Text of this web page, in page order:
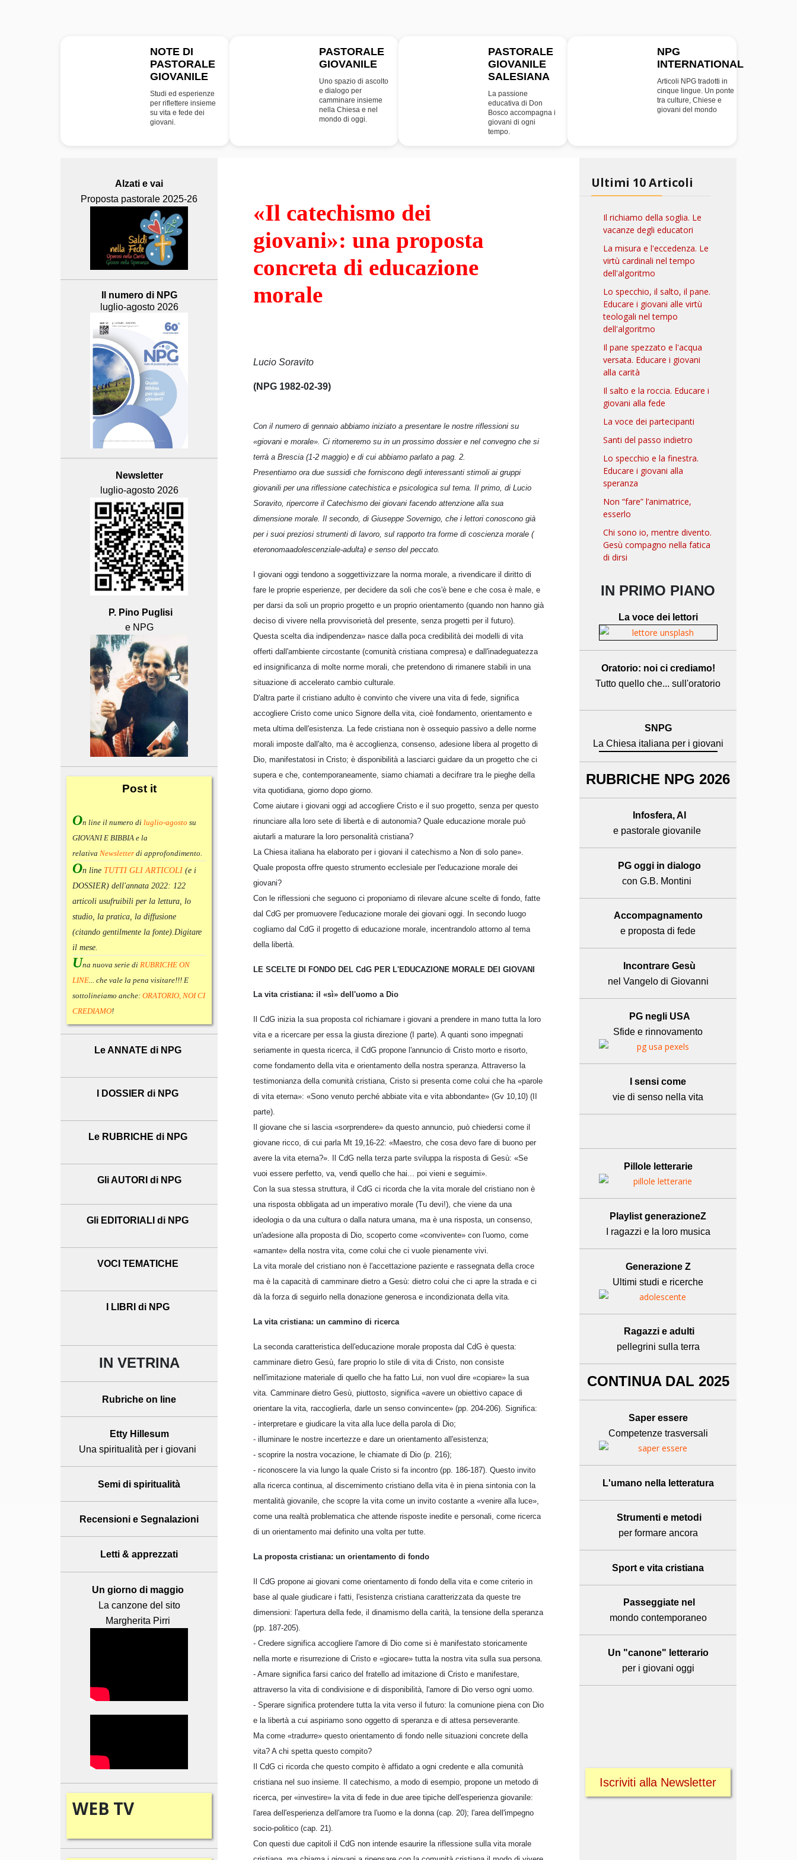
NOTE DI
PASTORALE
GIOVANILE
Studi ed esperienze
per riflettere insieme
su vita e fede dei
giovani.
PASTORALE
GIOVANILE
Uno spazio di ascolto
e dialogo per
camminare insieme
nella Chiesa e nel
mondo di oggi.
PASTORALE
GIOVANILE
SALESIANA
La passione
educativa di Don
Bosco accompagna i
giovani di ogni
tempo.
NPG
INTERNATIONAL
Articoli NPG tradotti in
cinque lingue. Un ponte
tra culture, Chiese e
giovani del mondo
Alzati e vai
Proposta pastorale 2025-26
Il numero di NPG
luglio-agosto 2026
Newsletter
luglio-agosto 2026
P. Pino Puglisi
e NPG
Postit
On line il numero di luglio-agosto su
GIOVANI E BIBBIA e la
relativa Newsletter di approfondimento.
On line TUTTI GLI ARTICOLI (e i
DOSSIER) dell'annata 2022: 122
articoli usufruibili per la lettura, lo
studio, la pratica, la diffusione
(citando gentilmente la fonte).Digitare
il mese.
Una nuova serie di RUBRICHE ON
LINE... che vale la pena visitare!!! E
sottolineiamo anche: ORATORIO, NOI CI
CREDIAMO!
Le ANNATE di NPG
I DOSSIER di NPG
Le RUBRICHE di NPG
Gli AUTORI di NPG
Gli EDITORIALI di NPG
VOCI TEMATICHE
I LIBRI di NPG
IN VETRINA
Rubriche on line
Etty Hillesum
Una spiritualità per i giovani
Semi di spiritualità
Recensioni e Segnalazioni
Letti & apprezzati
Un giorno di maggio
La canzone del sito
Margherita Pirri
WEB TV
«Il catechismo dei
giovani»: una proposta
concreta di educazione
morale
Lucio Soravito
(NPG 1982-02-39)
Con il numero di gennaio abbiamo iniziato a presentare le nostre riflessioni su
«giovani e morale». Ci ritorneremo su in un prossimo dossier e nel convegno che si
terrà a Brescia (1-2 maggio) e di cui abbiamo parlato a pag. 2.
Presentiamo ora due sussidi che forniscono degli interessanti stimoli ai gruppi
giovanili per una riflessione catechistica e psicologica sul tema. Il primo, di Lucio
Soravito, ripercorre il Catechismo dei giovani facendo attenzione alla sua
dimensione morale. Il secondo, di Giuseppe Sovernigo, che i lettori conoscono già
per i suoi preziosi strumenti di lavoro, sul rapporto tra forme di coscienza morale (
eteronomaadolescenziale-adulta) e senso del peccato.
I giovani oggi tendono a soggettivizzare la norma morale, a rivendicare il diritto di
fare le proprie esperienze, per decidere da soli che cos'è bene e che cosa è male, e
per darsi da soli un proprio progetto e un proprio orientamento (quando non hanno già
deciso di vivere nella provvisorietà del presente, senza progetti per il futuro).
Questa scelta dia indipendenza» nasce dalla poca credibilità dei modelli di vita
offerti dall'ambiente circostante (comunità cristiana compresa) e dall'inadeguatezza
ed insignificanza di molte norme morali, che pretendono di rimanere stabili in una
situazione di accelerato cambio culturale.
D'altra parte il cristiano adulto è convinto che vivere una vita di fede, significa
accogliere Cristo come unico Signore della vita, cioè fondamento, orientamento e
meta ultima dell'esistenza. La fede cristiana non è ossequio passivo a delle norme
morali imposte dall'alto, ma è accoglienza, consenso, adesione libera al progetto di
Dio, manifestatosi in Cristo; è disponibilità a lasciarci guidare da un progetto che ci
supera e che, contemporaneamente, siamo chiamati a decifrare tra le pieghe della
vita quotidiana, giorno dopo giorno.
Come aiutare i giovani oggi ad accogliere Cristo e il suo progetto, senza per questo
rinunciare alla loro sete di libertà e di autonomia? Quale educazione morale può
aiutarli a maturare la loro personalità cristiana?
La Chiesa italiana ha elaborato per i giovani il catechismo a Non di solo pane».
Quale proposta offre questo strumento ecclesiale per l'educazione morale dei
giovani?
Con le riflessioni che seguono ci proponiamo di rilevare alcune scelte di fondo, fatte
dal CdG per promuovere l'educazione morale dei giovani oggi. In secondo luogo
cogliamo dal CdG il progetto di educazione morale, incentrandolo attorno al tema
della libertà.
LE SCELTE DI FONDO DEL CdG PER L'EDUCAZIONE MORALE DEI GIOVANI
La vita cristiana: il «sì» dell'uomo a Dio
Il CdG inizia la sua proposta col richiamare i giovani a prendere in mano tutta la loro
vita e a ricercare per essa la giusta direzione (I parte). A quanti sono impegnati
seriamente in questa ricerca, il CdG propone l'annuncio di Cristo morto e risorto,
come fondamento della vita e orientamento della nostra speranza. Attraverso la
testimonianza della comunità cristiana, Cristo si presenta come colui che ha «parole
di vita eterna»: «Sono venuto perché abbiate vita e vita abbondante» (Gv 10,10) (II
parte).
Il giovane che si lascia «sorprendere» da questo annuncio, può chiedersi come il
giovane ricco, di cui parla Mt 19,16-22: «Maestro, che cosa devo fare di buono per
avere la vita eterna?». Il CdG nella terza parte sviluppa la risposta di Gesù: «Se
vuoi essere perfetto, va, vendi quello che hai... poi vieni e seguimi».
Con la sua stessa struttura, il CdG ci ricorda che la vita morale del cristiano non è
una risposta obbligata ad un imperativo morale (Tu devi!), che viene da una
ideologia o da una cultura o dalla natura umana, ma è una risposta, un consenso,
un'adesione alla proposta di Dio, scoperto come «convivente» con l'uomo, come
«amante» della nostra vita, come colui che ci vuole pienamente vivi.
La vita morale del cristiano non è l'accettazione paziente e rassegnata della croce
ma è la capacità di camminare dietro a Gesù: dietro colui che ci apre la strada e ci
dà la forza di seguirlo nella donazione generosa e incondizionata della vita.
La vita cristiana: un cammino di ricerca
La seconda caratteristica dell'educazione morale proposta dal CdG è questa:
camminare dietro Gesù, fare proprio lo stile di vita di Cristo, non consiste
nell'imitazione materiale di quello che ha fatto Lui, non vuol dire «copiare» la sua
vita. Camminare dietro Gesù, piuttosto, significa «avere un obiettivo capace di
orientare la vita, raccoglierla, darle un senso convincente» (pp. 204-206). Significa:
- interpretare e giudicare la vita alla luce della parola di Dio;
- illuminare le nostre incertezze e dare un orientamento all'esistenza;
- scoprire la nostra vocazione, le chiamate di Dio (p. 216);
- riconoscere la via lungo la quale Cristo si fa incontro (pp. 186-187). Questo invito
alla ricerca continua, al discernimento cristiano della vita è in piena sintonia con la
mentalità giovanile, che scopre la vita come un invito costante a «venire alla luce»,
come una realtà problematica che attende risposte inedite e personali, come ricerca
di un orientamento mai definito una volta per tutte.
La proposta cristiana: un orientamento di fondo
Il CdG propone ai giovani come orientamento di fondo della vita e come criterio in
base al quale giudicare i fatti, l'esistenza cristiana caratterizzata da queste tre
dimensioni: l'apertura della fede, il dinamismo della carità, la tensione della speranza
(pp. 187-205).
- Credere significa accogliere l'amore di Dio come si è manifestato storicamente
nella morte e risurrezione di Cristo e «giocare» tutta la nostra vita sulla sua persona.
- Amare significa farsi carico del fratello ad imitazione di Cristo e manifestare,
attraverso la vita di condivisione e di disponibilità, l'amore di Dio verso ogni uomo.
- Sperare significa protendere tutta la vita verso il futuro: la comunione piena con Dio
e la libertà a cui aspiriamo sono oggetto di speranza e di attesa perseverante.
Ma come «tradurre» questo orientamento di fondo nelle situazioni concrete della
vita? A chi spetta questo compito?
Il CdG ci ricorda che questo compito è affidato a ogni credente e alla comunità
cristiana nel suo insieme. Il catechismo, a modo di esempio, propone un metodo di
ricerca, per «investire» la vita di fede in due aree tipiche dell'esperienza giovanile:
l'area dell'esperienza dell'amore tra l'uomo e la donna (cap. 20); l'area dell'impegno
socio-politico (cap. 21).
Con questi due capitoli il CdG non intende esaurire la riflessione sulla vita morale
Ultimi 10 Articoli
Il richiamo della soglia. Le
vacanze degli educatori
La misura e l'eccedenza. Le
virtù cardinali nel tempo
dell'algoritmo
Lo specchio, il salto, il pane.
Educare i giovani alle virtù
teologali nel tempo
dell'algoritmo
Il pane spezzato e l'acqua
versata. Educare i giovani
alla carità
Il salto e la roccia. Educare i
giovani alla fede
La voce dei partecipanti
Santi del passo indietro
Lo specchio e la finestra.
Educare i giovani alla
speranza
Non “fare” l’animatrice,
esserlo
Chi sono io, mentre divento.
Gesù compagno nella fatica
di dirsi
IN PRIMO PIANO
La voce dei lettori
Oratorio: noi ci crediamo!
Tutto quello che... sull'oratorio
SNPG
La Chiesa italiana per i giovani
RUBRICHE NPG 2026
Infosfera, AI
e pastorale giovanile
PG oggi in dialogo
con G.B. Montini
Accompagnamento
e proposta di fede
Incontrare Gesù
nel Vangelo di Giovanni
PG negli USA
Sfide e rinnovamento
I sensi come
vie di senso nella vita
Pillole letterarie
Playlist generazioneZ
I ragazzi e la loro musica
Generazione Z
Ultimi studi e ricerche
Ragazzi e adulti
pellegrini sulla terra
CONTINUA DAL 2025
Saper essere
Competenze trasversali
L'umanonella letteratura
Strumenti e metodi
per formare ancora
Sport e vita cristiana
Passeggiate nel
mondo contemporaneo
Un "canone" letterario
per i giovani oggi
Iscriviti alla Newsletter